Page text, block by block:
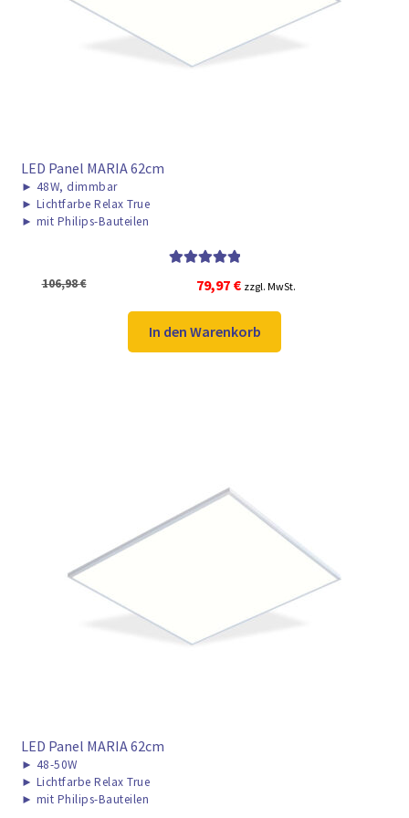
► ZAHLARTEN
► VERSANDARTEN
LED Panel MARIA 62cm
► 48W, dimmbar
► Lichtfarbe Relax True
► mit Philips-Bauteilen
von 5
106,98€
Ursprünglicher
Preis
war:
106,98 €
79,97 €Aktueller
Preis
ist:
79,97 €.
zzgl. MwSt.
In den Warenkorb
LED Panel MARIA 62cm
► 48-50W
► Lichtfarbe Relax True
► mit Philips-Bauteilen